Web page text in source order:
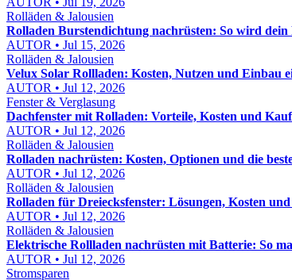
Rolläden & Jalousien
Rolladen Burstendichtung nachrüsten: So wird
AUTOR • Jul 15, 2026
Rolläden & Jalousien
Velux Solar Rollladen: Kosten, Nutzen und Einbau
AUTOR • Jul 12, 2026
Fenster & Verglasung
Dachfenster mit Rolladen: Vorteile, Kosten und
AUTOR • Jul 12, 2026
Rolläden & Jalousien
Rolladen nachrüsten: Kosten, Optionen und die
AUTOR • Jul 12, 2026
Rolläden & Jalousien
Rolladen für Dreiecksfenster: Lösungen, Kosten
AUTOR • Jul 12, 2026
Rolläden & Jalousien
Elektrische Rollladen nachrüsten mit Batterie: So
AUTOR • Jul 12, 2026
Stromsparen